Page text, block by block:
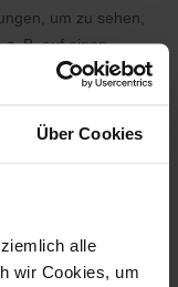
Über Cookies
alle
wir Cookies, um
um zu sehen,
z. B. auf einen
zu einem
ein